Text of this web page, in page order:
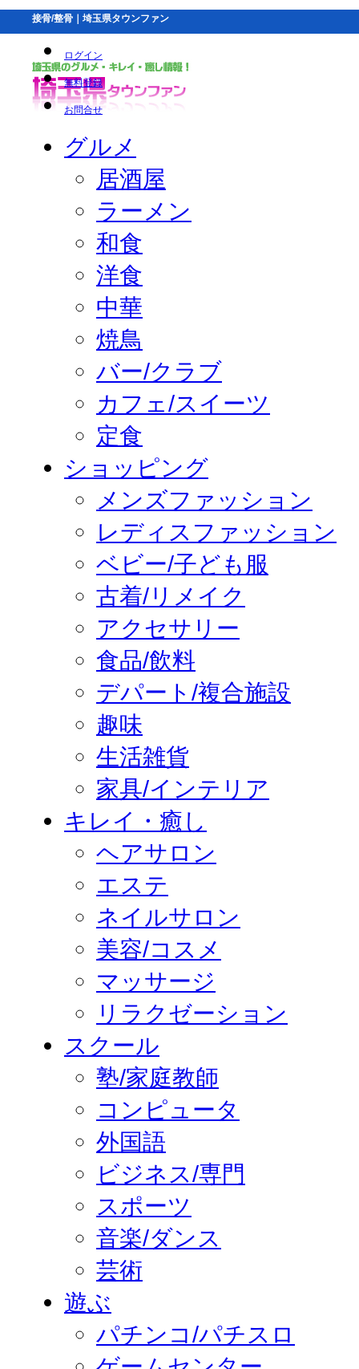
接骨/整骨｜埼玉県タウンファン
ログイン
無料登録
お問合せ
グルメ
居酒屋
ラーメン
和食
洋食
中華
焼鳥
バー/クラブ
カフェ/スイーツ
定食
ショッピング
メンズファッション
レディスファッション
ベビー/子ども服
古着/リメイク
アクセサリー
食品/飲料
デパート/複合施設
趣味
生活雑貨
家具/インテリア
キレイ・癒し
ヘアサロン
エステ
ネイルサロン
美容/コスメ
マッサージ
リラクゼーション
スクール
塾/家庭教師
コンピュータ
外国語
ビジネス/専門
スポーツ
音楽/ダンス
芸術
遊ぶ
パチンコ/パチスロ